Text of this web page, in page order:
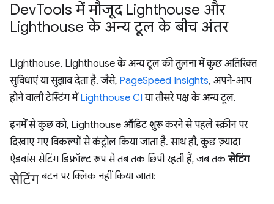
DevTools में मौजूद Lighthouse और
Lighthouse के अन्य टूल के बीच अंतर
Lighthouse, Lighthouse के अन्य टूल की तुलना में कुछ अतिरिक्त
सुविधाएं या सुझाव देता है. जैसे, PageSpeed Insights, अपने-आप
होने वाली टेस्टिंग में Lighthouse CI या तीसरे पक्ष के अन्य टूल.
इनमें से कुछ को, Lighthouse ऑडिट शुरू करने से पहले स्क्रीन पर
दिखाए गए विकल्पों से कंट्रोल किया जाता है. साथ ही, कुछ ज़्यादा
ऐडवांस सेटिंग डिफ़ॉल्ट रूप से तब तक छिपी रहती हैं, जब तकसेटिंग
सेटिंगबटन पर क्लिक नहीं किया जाता: